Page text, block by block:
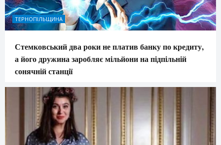
ТЕРНОПІЛЬЩИНА
Стемковський два роки не платив банку по кредиту,
а його дружина заробляє мільйони на підпільній
сонячній станції